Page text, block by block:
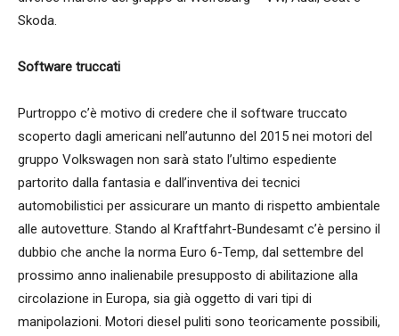
Skoda.
Software truccati
Purtroppo c’è motivo di credere che il software truccato
scoperto dagli americani nell’autunno del 2015 nei motori del
gruppo Volkswagen non sarà stato l’ultimo espediente
partorito dalla fantasia e dall’inventiva dei tecnici
automobilistici per assicurare un manto di rispetto ambientale
alle autovetture. Stando al Kraftfahrt-Bundesamt c’è persino il
dubbio che anche la norma Euro 6-Temp, dal settembre del
prossimo anno inalienabile presupposto di abilitazione alla
circolazione in Europa, sia già oggetto di vari tipi di
manipolazioni. Motori diesel puliti sono teoricamente possibili,